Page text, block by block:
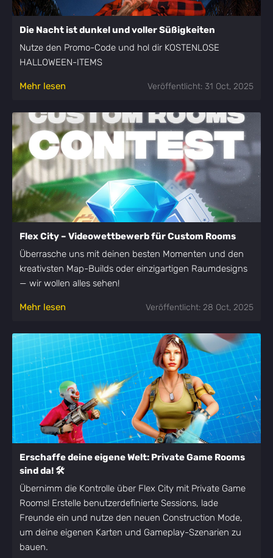
Die Nacht ist dunkel und voller Süßigkeiten
Nutze den Promo-Code und hol dir KOSTENLOSE
HALLOWEEN-ITEMS
Mehr lesen Veröffentlicht: 31 Oct, 2025
Flex City – Videowettbewerb für Custom Rooms
Überrasche uns mit deinen besten Momenten und den
kreativsten Map-Builds oder einzigartigen Raumdesigns
— wir wollen alles sehen!
Mehr lesen Veröffentlicht: 28 Oct, 2025
Erschaffe deine eigene Welt: Private Game Rooms
sind da! 🛠️
Übernimm die Kontrolle über Flex City mit Private Game
Rooms! Erstelle benutzerdefinierte Sessions, lade
Freunde ein und nutze den neuen Construction Mode,
um deine eigenen Karten und Gameplay-Szenarien zu
bauen.